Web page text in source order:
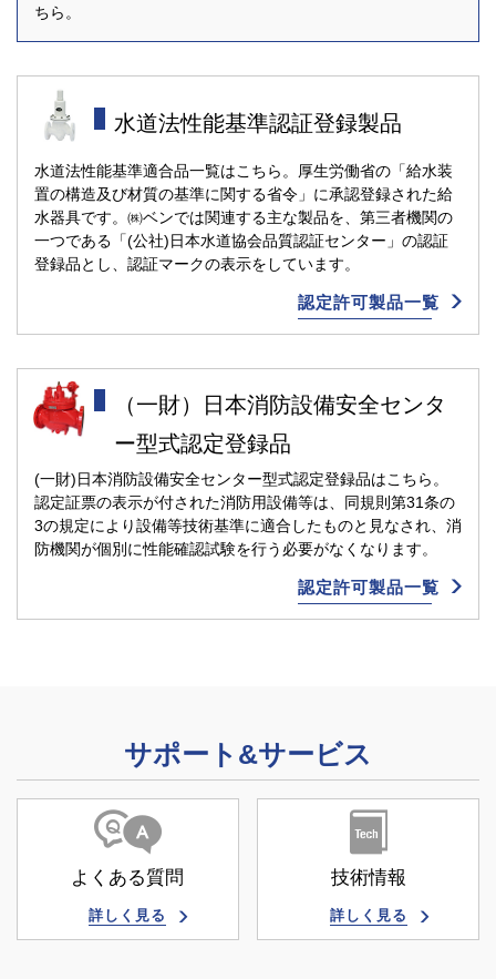
ちら。
⽔道法性能基準認証登録製品
水道法性能基準適合品一覧はこちら。厚生労働省の「給水装
置の構造及び材質の基準に関する省令」に承認登録された給
水器具です。㈱ベンでは関連する主な製品を、第三者機関の
一つである「(公社)日本水道協会品質認証センター」の認証
登録品とし、認証マークの表示をしています。
認定許可製品⼀覧
（⼀財）日本消防設備安全センタ
ー型式認定登録品
(一財)日本消防設備安全センター型式認定登録品はこちら。
認定証票の表示が付された消防用設備等は、同規則第31条の
3の規定により設備等技術基準に適合したものと見なされ、消
防機関が個別に性能確認試験を行う必要がなくなります。
認定許可製品⼀覧
サポート&サービス
よくある質問
詳しく見る
技術情報
詳しく見る